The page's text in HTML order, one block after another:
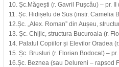
10. Șc.Măgești (r. Gavril Pușcău) – pr. II
11. Șc. Hidișelu de Sus (instr. Camelia
12.Șc. „Alex. Roman” din Aușeu,
13. Șc. Chijic, structura Bucuroaia (r.
14. Palatul Copiilor și Elevilor Oradea
15. Șc. Brusturi (r. Florian Bodocat) – pr.
16.Șc. Beznea (sau Delureni – rapsod